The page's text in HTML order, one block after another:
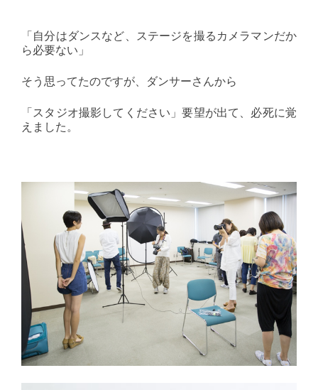
「自分はダンスなど、ステージを撮るカメラマンだか
ら必要ない」
そう思ってたのですが、ダンサーさんから
「スタジオ撮影してください」要望が出て、必死に覚
えました。